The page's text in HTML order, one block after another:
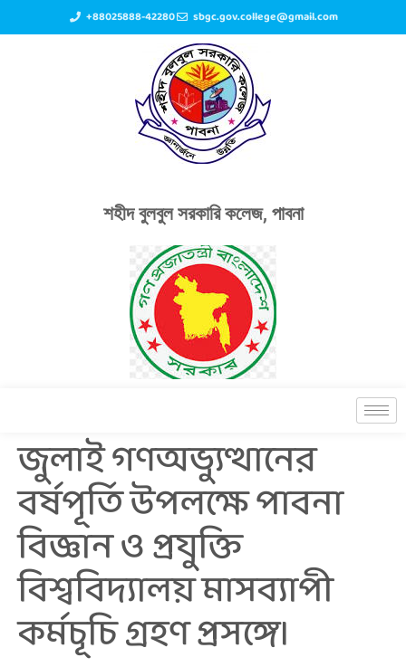
+88025888-42280 sbgc.gov.college@gmail.com
শহীদ বুলবুল সরকারি কলেজ, পাবনা
জুলাই গণঅভ্যুত্থানের
বর্ষপূর্তি উপলক্ষে পাবনা
বিজ্ঞান ও প্রযুক্তি
বিশ্ববিদ্যালয় মাসব্যাপী
কর্মচূচি গ্রহণ প্রসঙ্গে।